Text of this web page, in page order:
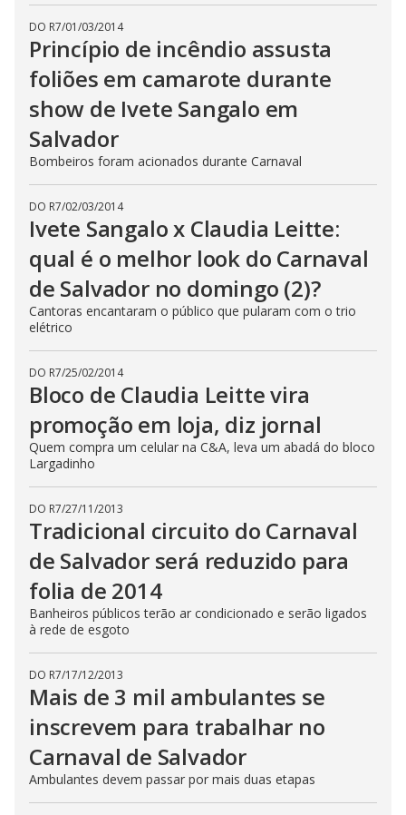
DO R7/01/03/2014
Princípio de incêndio assusta
foliões em camarote durante
show de Ivete Sangalo em
Salvador
Bombeiros foram acionados durante Carnaval
DO R7/02/03/2014
Ivete Sangalo x Claudia Leitte:
qual é o melhor look do Carnaval
de Salvador no domingo (2)?
Cantoras encantaram o público que pularam com o trio
elétrico
DO R7/25/02/2014
Bloco de Claudia Leitte vira
promoção em loja, diz jornal
Quem compra um celular na C&A, leva um abadá do bloco
Largadinho
DO R7/27/11/2013
Tradicional circuito do Carnaval
de Salvador será reduzido para
folia de 2014
Banheiros públicos terão ar condicionado e serão ligados
à rede de esgoto
DO R7/17/12/2013
Mais de 3 mil ambulantes se
inscrevem para trabalhar no
Carnaval de Salvador
Ambulantes devem passar por mais duas etapas